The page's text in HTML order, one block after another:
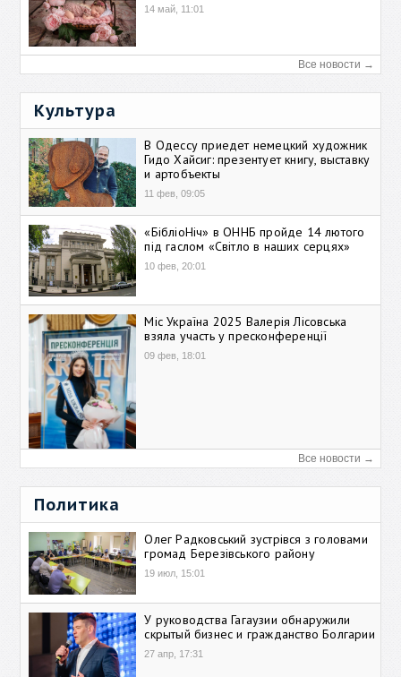
14 май, 11:01
Все новости →
Культура
В Одессу приедет немецкий художник
Гидо Хайсиг: презентует книгу, выставку
и артобъекты
11 фев, 09:05
«БібліоНіч» в ОННБ пройде 14 лютого
під гаслом «Світло в наших серцях»
10 фев, 20:01
Міс Україна 2025 Валерія Лісовська
взяла участь у пресконференції
09 фев, 18:01
Все новости →
Политика
Олег Радковський зустрівся з головами
громад Березівського району
19 июл, 15:01
У руководства Гагаузии обнаружили
скрытый бизнес и гражданство Болгарии
27 апр, 17:31